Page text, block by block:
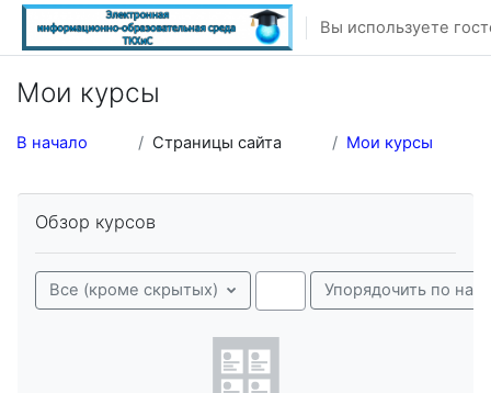
Перейти к основному содержанию
Вы используете
Мои курсы
В начало Страницы сайта Мои курсы
Обзор курсов
Все (кроме скрытых) Поиск курсовУпорядочить по